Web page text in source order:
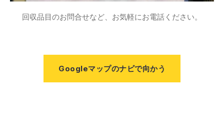
回収品目のお問合せなど、お気軽にお電話ください。
Googleマップのナビで向かう